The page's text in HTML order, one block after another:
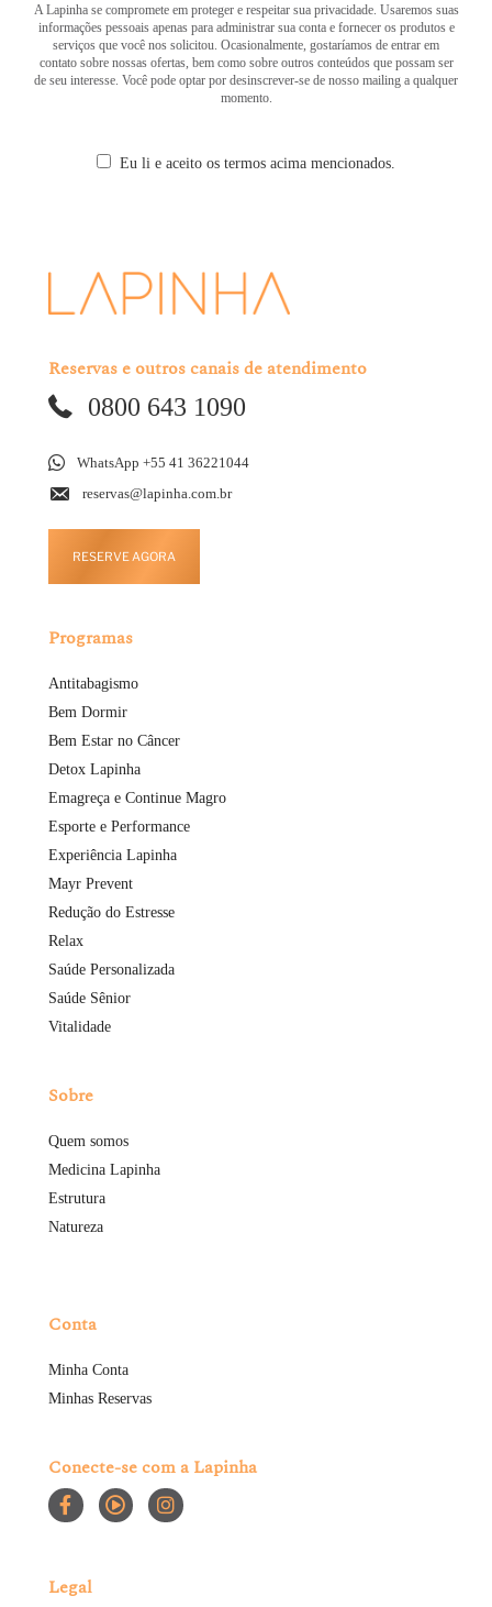
A Lapinha se compromete em proteger e respeitar sua privacidade. Usaremos suas
informações pessoais apenas para administrar sua conta e fornecer os produtos e
serviços que você nos solicitou. Ocasionalmente, gostaríamos de entrar em
contato sobre nossas ofertas, bem como sobre outros conteúdos que possam ser
de seu interesse. Você pode optar por desinscrever-se de nosso mailing a qualquer
momento.
Eu li e aceito os termos acima mencionados.
Reservas e outros canais de atendimento
0800 643 1090
WhatsApp +55 41 36221044
reservas@lapinha.com.br
RESERVE AGORA
Programas
Antitabagismo
Bem Dormir
Bem Estar no Câncer
Detox Lapinha
Emagreça e Continue Magro
Esporte e Performance
Experiência Lapinha
Mayr Prevent
Redução do Estresse
Relax
Saúde Personalizada
Saúde Sênior
Vitalidade
Sobre
Quem somos
Medicina Lapinha
Estrutura
Natureza
Conta
Minha Conta
Minhas Reservas
Conecte-se com a Lapinha
Legal